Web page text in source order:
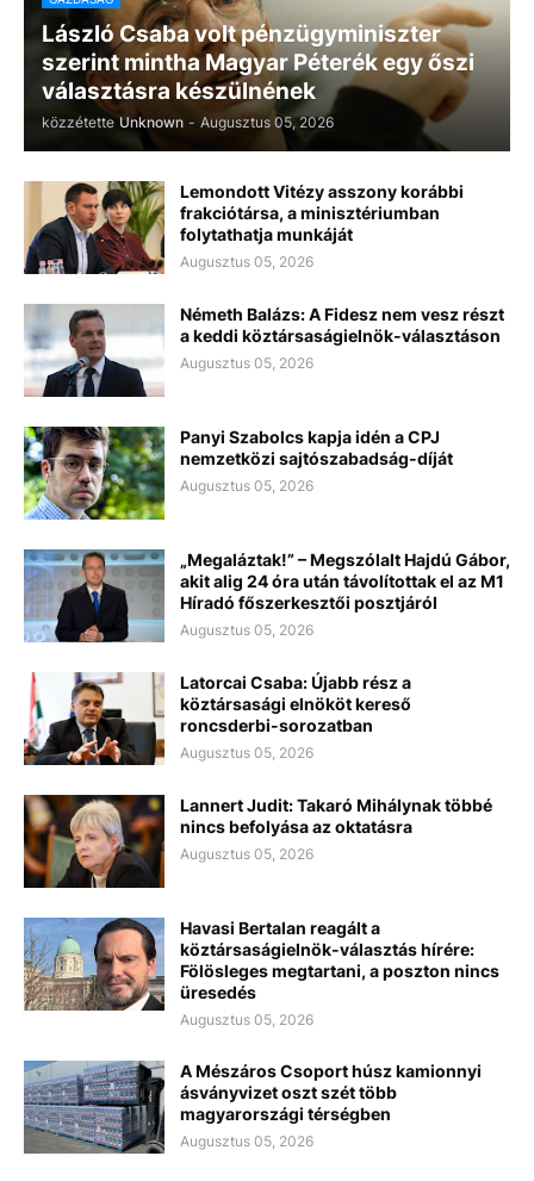
László Csaba volt pénzügyminiszter
szerint mintha Magyar Péterék egy őszi
választásra készülnének
közzétette Unknown - Augusztus 05, 2026
Lemondott Vitézy asszony korábbi
frakciótársa, a minisztériumban
folytathatja munkáját
Augusztus 05, 2026
Németh Balázs: A Fidesz nem vesz részt
a keddi köztársaságielnök-választáson
Augusztus 05, 2026
Panyi Szabolcs kapja idén a CPJ
nemzetközi sajtószabadság-díját
Augusztus 05, 2026
„Megaláztak!” – Megszólalt Hajdú Gábor,
akit alig 24 óra után távolítottak el az M1
Híradó főszerkesztői posztjáról
Augusztus 05, 2026
Latorcai Csaba: Újabb rész a
köztársasági elnököt kereső
roncsderbi-sorozatban
Augusztus 05, 2026
Lannert Judit: Takaró Mihálynak többé
nincs befolyása az oktatásra
Augusztus 05, 2026
Havasi Bertalan reagált a
köztársaságielnök-választás hírére:
Fölösleges megtartani, a poszton nincs
üresedés
Augusztus 05, 2026
A Mészáros Csoport húsz kamionnyi
ásványvizet oszt szét több
magyarországi térségben
Augusztus 05, 2026